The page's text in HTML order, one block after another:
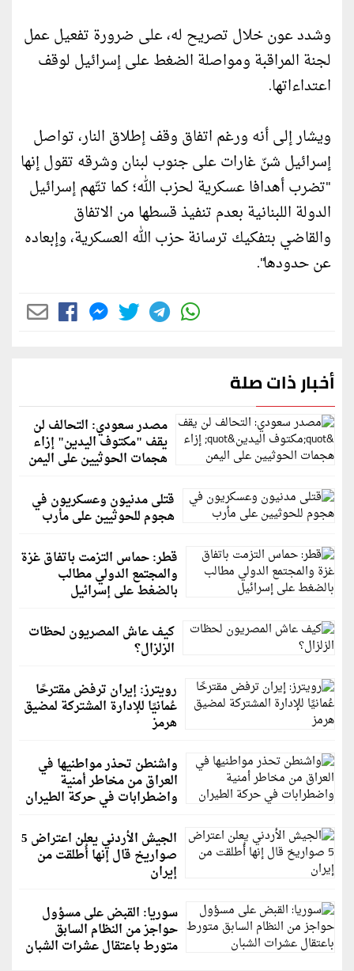
وشدد عون خلال تصريح له، على ضرورة تفعيل عمل
لجنة المراقبة ومواصلة الضغط على إسرائيل لوقف
اعتداءاتها.
ويشار إلى أنه ورغم اتفاق وقف إطلاق النار، تواصل
إسرائيل شنّ غارات على جنوب لبنان وشرقه تقول إنها
"تضرب أهدافا عسكرية لحزب الله؛ كما تتّهم إسرائيل
الدولة اللبنانية بعدم تنفيذ قسطها من الاتفاق
والقاضي بتفكيك ترسانة حزب الله العسكرية، وإبعاده
عن حدودها".
أخبار ذات صلة
مصدر سعودي: التحالف لن
يقف "مكتوف اليدين" إزاء
هجمات الحوثيين على اليمن
قتلى مدنيون وعسكريون في
هجوم للحوثيين على مأرب
قطر: حماس التزمت باتفاق غزة
والمجتمع الدولي مطالب
بالضغط على إسرائيل
كيف عاش المصريون لحظات
الزلزال؟
رويترز: إيران ترفض مقترحًا
عُمانيًا للإدارة المشتركة لمضيق
هرمز
واشنطن تحذر مواطنيها في
العراق من مخاطر أمنية
واضطرابات في حركة الطيران
الجيش الأردني يعلن اعتراض 5
صواريخ قال إنها أُطلقت من
إيران
سوريا: القبض على مسؤول
حواجز من النظام السابق
متورط باعتقال عشرات الشبان